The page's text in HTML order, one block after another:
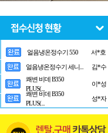
얼음냉온정수기 550 서*호
얼음냉온정수기 세니...
김*수
쾌변 비데 B350
PLUS(...
이*성
쾌변 비데 B350
PLUS(...
성*자